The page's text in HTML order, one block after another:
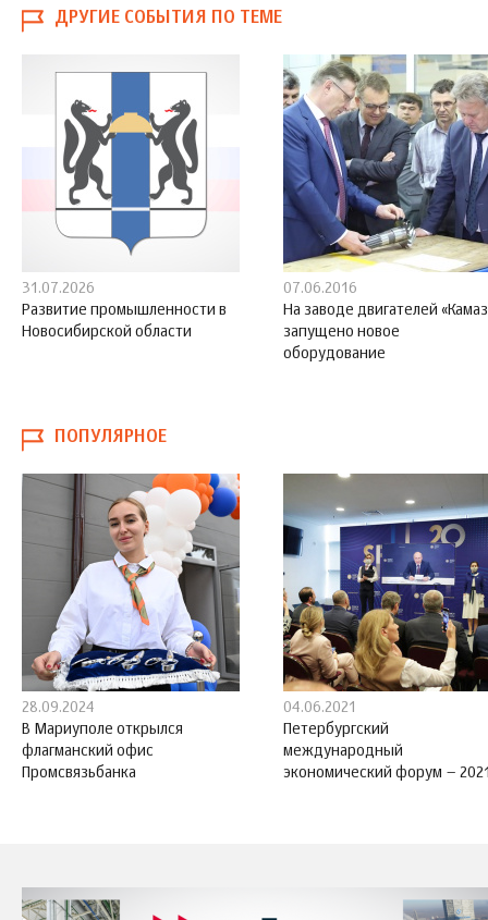
ДРУГИЕ СОБЫТИЯ ПО ТЕМЕ
31.07.2026
Развитие промышленности в
Новосибирской области
07.06.2016
На заводе двигателей
запущено новое
оборудование
ПОПУЛЯРНОЕ
28.09.2024
В Мариуполе открылся
флагманский офис
Промсвязьбанка
04.06.2021
Петербургский
международный
экономический форум –